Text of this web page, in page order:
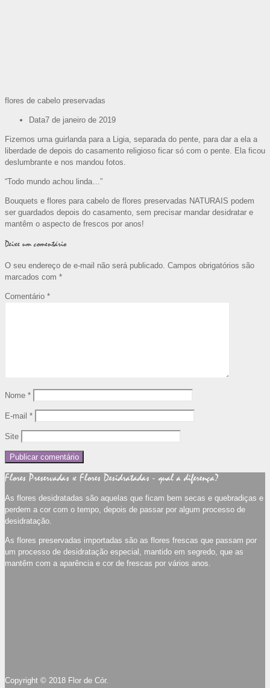
flores de cabelo preservadas
Data7 de janeiro de 2019
Fizemos uma guirlanda para a Ligia, separada do pente, para dar a ela a
liberdade de depois do casamento religioso ficar só com o pente. Ela ficou
deslumbrante e nos mandou fotos.
“Todo mundo achou linda…”
Bouquets e flores para cabelo de flores preservadas NATURAIS podem
ser guardados depois do casamento, sem precisar mandar desidratar e
mantêm o aspecto de frescos por anos!
Deixe um comentário
O seu endereço de e-mail não será publicado. Campos obrigatórios são
marcados com *
Comentário *
Nome *
E-mail *
Site
Flores Preservadas x Flores Desidratadas - qual a diferença?
As flores desidratadas são aquelas que ficam bem secas e quebradiças e
perdem a cor com o tempo, depois de passar por algum processo de
desidratação.
As flores preservadas importadas são as flores frescas que passam por
um processo de desidratação especial, mantido em segredo, que as
mantêm com a aparência e cor de frescas por vários anos.
Copyright © 2018 Flor de Cór.